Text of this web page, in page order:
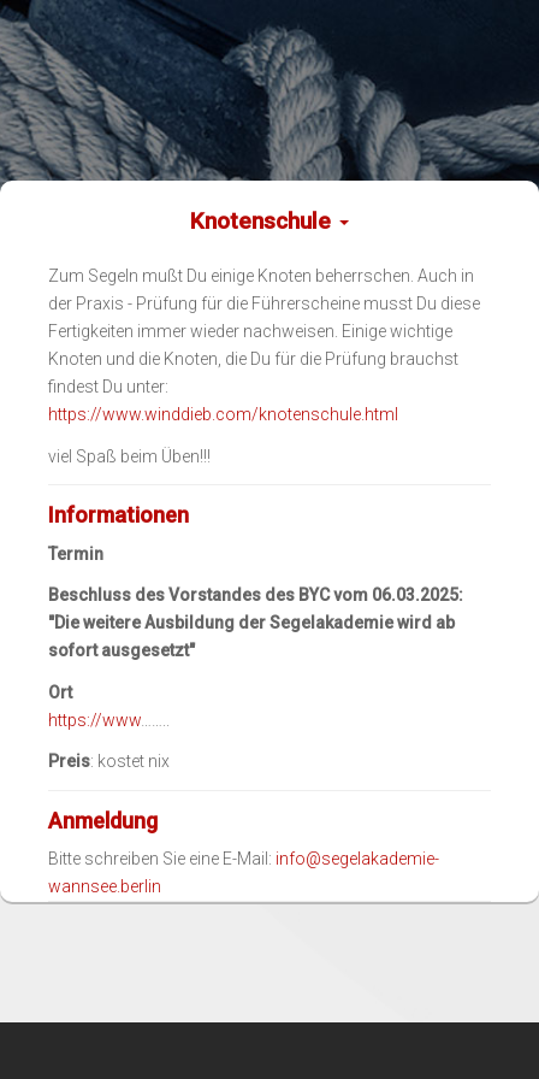
Knotenschule
Zum Segeln mußt Du einige Knoten beherrschen. Auch in
der Praxis - Prüfung für die Führerscheine musst Du diese
Fertigkeiten immer wieder nachweisen. Einige wichtige
Knoten und die Knoten, die Du für die Prüfung brauchst
findest Du unter:
https://www.winddieb.com/knotenschule.html
viel Spaß beim Üben!!!
Informationen
Termin
Beschluss des Vorstandes des BYC vom 06.03.2025:
"Die weitere Ausbildung der Segelakademie wird ab
sofort ausgesetzt"
Ort
https://www
Preis: kostet nix
Anmeldung
Bitte schreiben Sie eine E-Mail: info@segelakademie-
wannsee.berlin